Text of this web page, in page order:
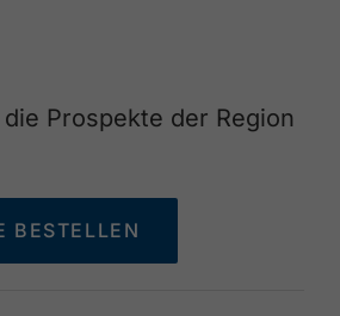
Prospekte der Region
BESTELLEN